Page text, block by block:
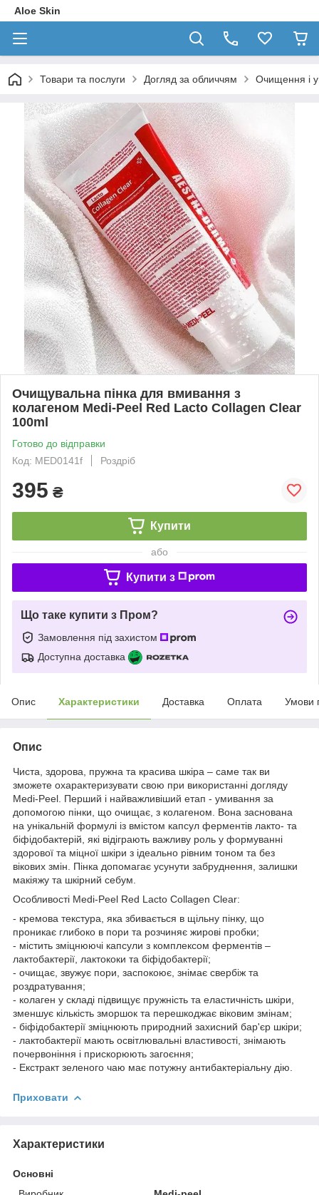
Aloe Skin
Товари та послуги Догляд за обличчям Очищення і
Очищувальна пінка для вмивання з
колагеном Medi-Peel Red Lacto Collagen Clear
100ml
Готово до відправки
Код: MED0141f
Роздріб
395 ₴
Купити
або
Купити з
Що таке купити з Пром?
Замовлення під захистом
Доступна доставка
Опис Характеристики Доставка Оплата Умови
Опис
Чиста, здорова, пружна та красива шкіра – саме так ви
зможете охарактеризувати свою при використанні догляду
Medi-Peel. Перший і найважливіший етап - умивання за
допомогою пінки, що очищає, з колагеном. Вона заснована
на унікальній формулі із вмістом капсул ферментів лакто- та
біфідобактерій, які відіграють важливу роль у формуванні
здорової та міцної шкіри з ідеально рівним тоном та без
вікових змін. Пінка допомагає усунути забруднення, залишки
макіяжу та шкірний себум.
Особливості Medi-Peel Red Lacto Collagen Clear:
- кремова текстура, яка збивається в щільну пінку, що
проникає глибоко в пори та розчиняє жирові пробки;
- містить зміцнюючі капсули з комплексом ферментів –
лактобактерії, лактококи та біфідобактерії;
- очищає, звужує пори, заспокоює, знімає свербіж та
роздратування;
- колаген у складі підвищує пружність та еластичність шкіри,
зменшує кількість зморшок та перешкоджає віковим змінам;
- біфідобактерії зміцнюють природний захисний бар'єр шкіри;
- лактобактерії мають освітлювальні властивості, знімають
почервоніння і прискорюють загоєння;
- Екстракт зеленого чаю має потужну антибактеріальну дію.
Приховати
Характеристики
Основні